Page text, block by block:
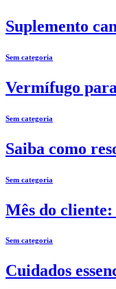
Suplemento
Sem categoria
Vermífugo
Sem categoria
Saiba como
Sem categoria
Mês do cliente:
Sem categoria
Cuidados